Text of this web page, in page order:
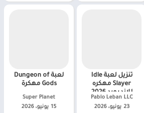
تنزيل لعبة Idle
Slayer مهكره
للاندرويد 2026
Pablo Leban LLC‏
23 يونيو، 2026
لعبة Dungeon of
Gods مهكرة
Super Planet‏
15 يونيو، 2026